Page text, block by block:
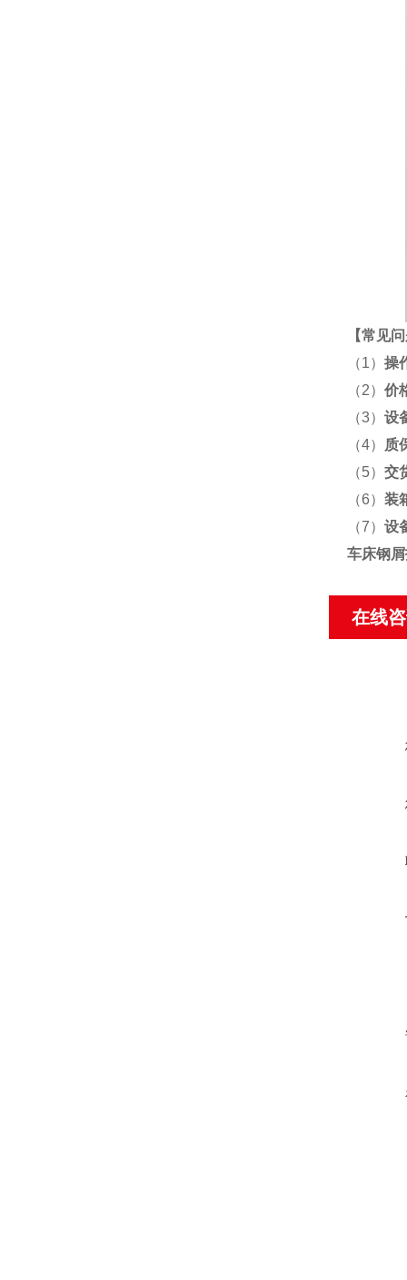
【常见
（1） 操
（2） 价
（3） 设
（4）
质
（5） 交
（6） 装
（7） 设
车床钢
在线